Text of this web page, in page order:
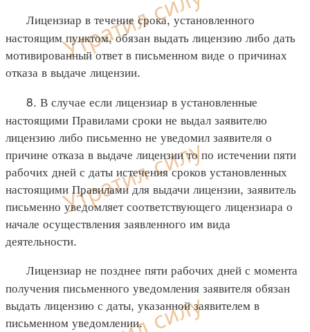
Лицензиар в течение срока, установленного
настоящим пунктом, обязан выдать лицензию либо дать
мотивированный ответ в письменном виде о причинах
отказа в выдаче лицензии.
8. В случае если лицензиар в установленные
настоящими Правилами сроки не выдал заявителю
лицензию либо письменно не уведомил заявителя о
причине отказа в выдаче лицензии то по истечении пяти
рабочих дней с даты истечения сроков установленных
настоящими Правилами для выдачи лицензии, заявитель
письменно уведомляет соответствующего лицензиара о
начале осуществления заявленного им вида
деятельности.
Лицензиар не позднее пяти рабочих дней с момента
получения письменного уведомления заявителя обязан
выдать лицензию с даты, указанной заявителем в
письменном уведомлении.